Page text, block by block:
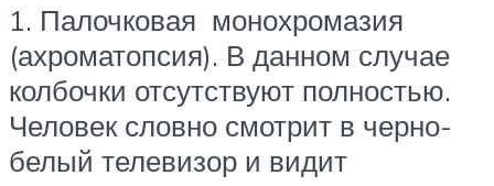
1. Палочковая монохромазия
(ахроматопсия). В данном случае
колбочки отсутствуют полностью.
Человек словно смотрит в черно-
белый телевизор и видит